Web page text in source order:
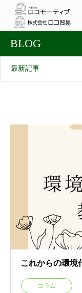
BLOG
最新記事
これからの環境
コラム